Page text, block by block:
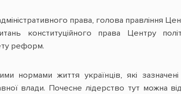
права, голова правління
конституційного права Центру
реформ.
нормами життя українців, які
влади. Почесне лідерство тут можна